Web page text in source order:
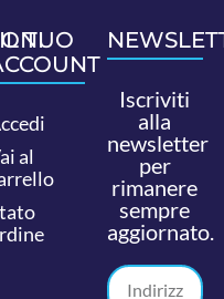
TUO
al
Iscriviti
alla
newsletter
per
rimanere
sempre
aggiornato.